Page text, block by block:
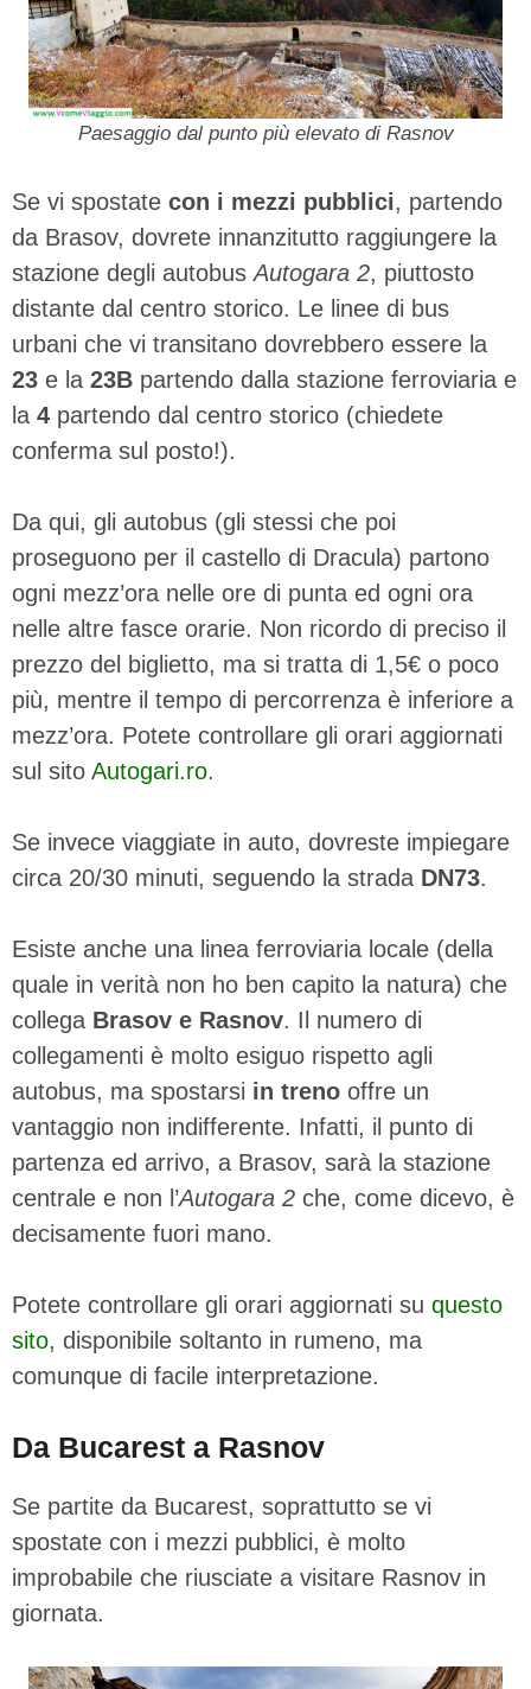
Paesaggio dal punto più elevato di Rasnov
Se vi spostate con i mezzi pubblici, partendo
da Brasov, dovrete innanzitutto raggiungere la
stazione degli autobusAutogara 2, piuttosto
distante dal centro storico. Le linee di bus
urbani che vi transitano dovrebbero essere la
23 e la 23B partendo dalla stazione ferroviaria e
la 4 partendo dal centro storico (chiedete
conferma sul posto!).
Da qui, gli autobus (gli stessi che poi
proseguono per il castello di Dracula) partono
ogni mezz’ora nelle ore di punta ed ogni ora
nelle altre fasce orarie. Non ricordo di preciso il
prezzo del biglietto, ma si tratta di 1,5€ o poco
più, mentre il tempo di percorrenza è inferiore a
mezz’ora. Potete controllare gli orari aggiornati
sul sito Autogari.ro.
Se invece viaggiate in auto, dovreste impiegare
circa 20/30 minuti, seguendo la strada DN73.
Esiste anche una linea ferroviaria locale (della
quale in verità non ho ben capito la natura) che
collega Brasov e Rasnov. Il numero di
collegamenti è molto esiguo rispetto agli
autobus, ma spostarsi in treno offre un
vantaggio non indifferente. Infatti, il punto di
partenza ed arrivo, a Brasov, sarà la stazione
centrale e non l’Autogara 2 che, come dicevo, è
decisamente fuori mano.
Potete controllare gli orari aggiornati su questo
sito, disponibile soltanto in rumeno, ma
comunque di facile interpretazione.
Da Bucarest a Rasnov
Se partite da Bucarest, soprattutto se vi
spostate con i mezzi pubblici, è molto
improbabile che riusciate a visitare Rasnov in
giornata.